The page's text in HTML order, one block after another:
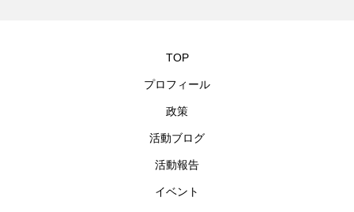
TOP
プロフィール
政策
活動ブログ
活動報告
イベント